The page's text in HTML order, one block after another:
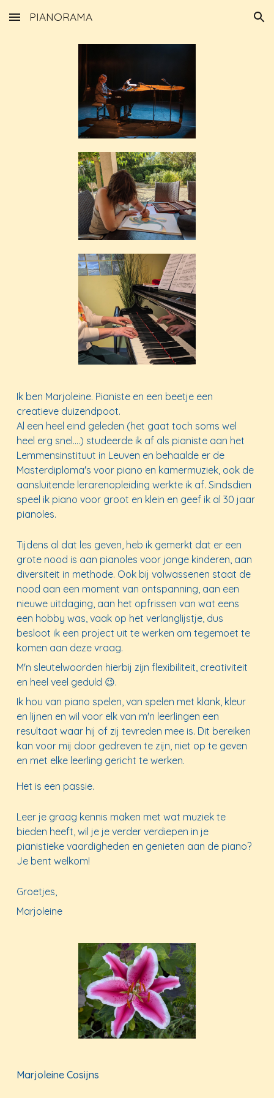
Skip to main content Skip to navigation
PIANORAMA
Ik ben Marjoleine. Pianiste en een beetje een
creatieve duizendpoot.
Al een heel eind geleden (het gaat toch soms wel
heel erg snel....) studeerde ik af als pianiste aan het
Lemmensinstituut in Leuven en behaalde er de
Masterdiploma's voor piano en kamermuziek, ook de
aansluitende lerarenopleiding werkte ik af. Sindsdien
speel ik piano voor groot en klein en geef ik al 30 jaar
pianoles.
Tijdens al dat les geven, heb ik gemerkt dat er een
grote nood is aan pianoles voor jonge kinderen, aan
diversiteit in methode. Ook bij volwassenen staat de
nood aan een moment van ontspanning, aan een
nieuwe uitdaging, aan het opfrissen van wat eens
een hobby was, vaak op het verlanglijstje, dus
besloot ik een project uit te werken om tegemoet te
komen aan deze vraag.
M'n sleutelwoorden hierbij zijn flexibiliteit, creativiteit
en heel veel geduld 😉.
Ik hou van piano spelen, van spelen met klank, kleur
en lijnen enwil voor elk van m'n leerlingen een
resultaat waar hij of zij tevreden mee is. Dit bereiken
kan voor mij door gedreven te zijn, niet op te geven
en met elke leerling gericht te werken.
Het is een passie.
Leer je graag kennis maken met wat muziek te
bieden heeft, wil je je verder verdiepen in je
pianistieke vaardigheden en genieten aan de piano?
Je bent welkom!
Groetjes,
Marjoleine
Marjoleine Cosijns